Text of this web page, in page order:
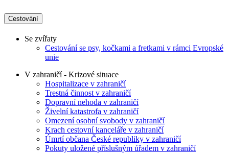
Cestování
Se zvířaty
Cestování se psy, kočkami a fretkami v rámci Evropské
unie
V zahraničí - Krizové situace
Hospitalizace v zahraničí
Trestná činnost v zahraničí
Dopravní nehoda v zahraničí
Živelní katastrofa v zahraničí
Omezení osobní svobody v zahraničí
Krach cestovní kanceláře v zahraničí
Úmrtí občana České republiky v zahraničí
Pokuty uložené příslušným úřadem v zahraničí